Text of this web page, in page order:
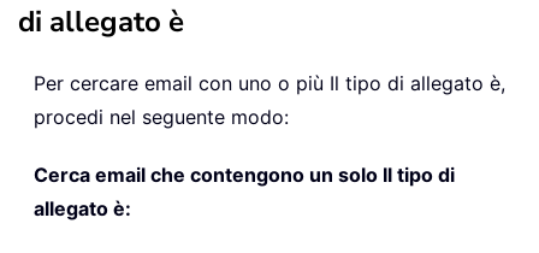
di allegato è
Per cercare email con uno o più Il tipo di allegato è,
procedi nel seguente modo:
Cerca email che contengono un solo Il tipo di
allegato è: